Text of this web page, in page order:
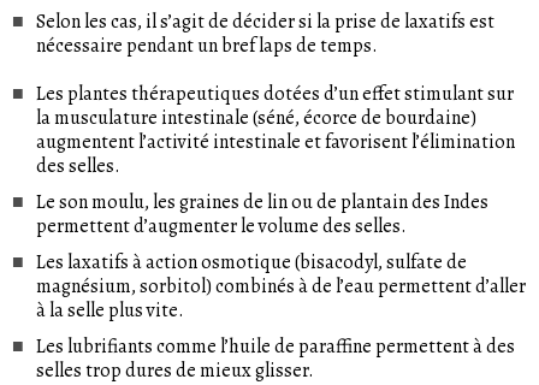
Selon les cas, il s’agit de décider si la prise de laxatifs est
nécessaire pendant un bref laps de temps.
Les plantes thérapeutiques dotées d’un effet stimulant sur
la musculature intestinale (séné, écorce de bourdaine)
augmentent l’activité intestinale et favorisent l’élimination
des selles.
Le son moulu, les graines de lin ou de plantain des Indes
permettent d’augmenter le volume des selles.
Les laxatifs à action osmotique (bisacodyl, sulfate de
magnésium, sorbitol) combinés à de l’eau permettent d’aller
à la selle plus vite.
Les lubrifiants comme l’huile de paraffine permettent à des
selles trop dures de mieux glisser.